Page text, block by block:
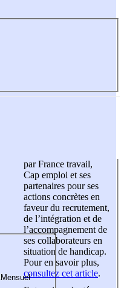
par France travail,
Cap emploi et ses
partenaires pour ses
actions concrètes en
faveur du recrutement,
de l’intégration et de
l’accompagnement de
ses collaborateurs en
situation de handicap.
Pour en savoir plus,
consultez cet article.